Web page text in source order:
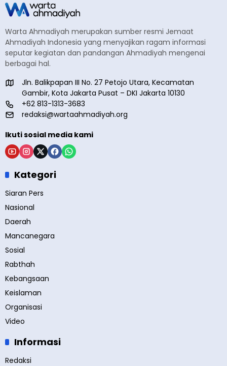
Warta Ahmadiyah merupakan sumber resmi Jemaat
Ahmadiyah Indonesia yang menyajikan ragam informasi
seputar kegiatan dan pandangan Ahmadiyah mengenai
berbagai hal.
Jln. Balikpapan III No. 27 Petojo Utara, Kecamatan
Gambir, Kota Jakarta Pusat – DKI Jakarta 10130
+62 813-1313-3683
redaksi@wartaahmadiyah.org
Ikuti sosial media kami
Kategori
Siaran Pers
Nasional
Daerah
Mancanegara
Sosial
Rabthah
Kebangsaan
Keislaman
Organisasi
Video
Informasi
Redaksi